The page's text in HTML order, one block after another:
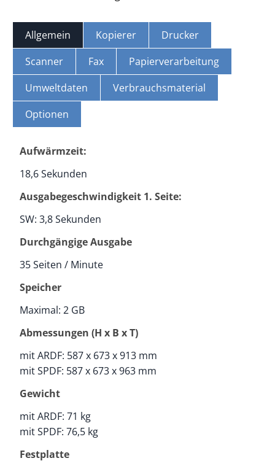
Allgemein Kopierer
Drucker
Scanner
Fax
Papierverarbeitung
Umweltdaten
Verbrauchsmaterial
Optionen
Aufwärmzeit:
18,6 Sekunden
Ausgabegeschwindigkeit 1. Seite:
SW: 3,8 Sekunden
Durchgängige Ausgabe
35 Seiten / Minute
Speicher
Maximal: 2 GB
Abmessungen (H x B x T)
mit ARDF: 587 x 673 x 913 mm
mit SPDF: 587 x 673 x 963 mm
Gewicht
mit ARDF: 71 kg
mit SPDF: 76,5 kg
Festplatte